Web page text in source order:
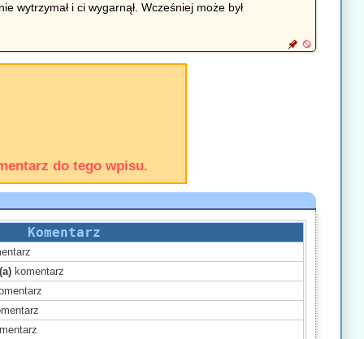
wytrzymał i ci wygarnął. Wcześniej może był
do tego wpisu.
Komentarz
komentarz